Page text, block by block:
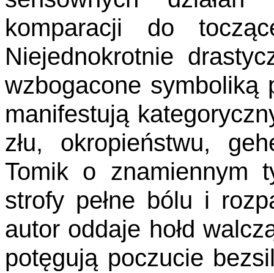
komparacji do
Niejednokrotnie
wzbogacone symboliką
manifestują
złu, okropieństwu,
Tomik o znamiennym
strofy pełne bólu i
autor oddaje hołd
potęgują poczucie